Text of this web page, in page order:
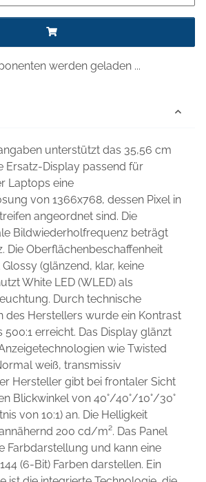
werden geladen ...
unterstützt das 35,56 cm
Ersatz-Display passend für
Laptops eine
von 1366x768, dessen Pixel in
angeordnet sind. Die
Bildwiederholfrequenz beträgt
Die Oberflächenbeschaffenheit
(glänzend, klar, keine
White LED (WLED) als
Durch technische
des Herstellers wurde ein Kontrast
erreicht. Das Display glänzt
wie Twisted
weiß, transmissiv
Hersteller gibt bei frontaler Sicht
Blickwinkel von 40°/40°/10°/30°
von 10:1) an. Die Helligkeit
200 cd/m². Das Panel
Farbdarstellung und kann eine
(6-Bit) Farben darstellen. Ein